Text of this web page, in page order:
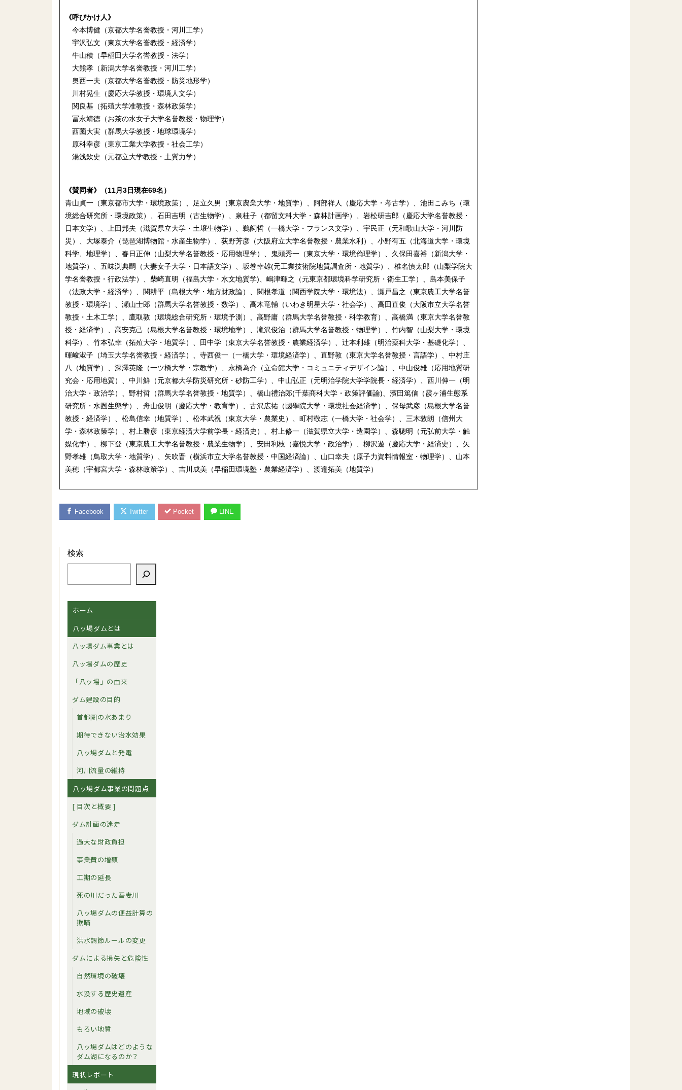
《呼びかけ人》
今本博健（京都大学名誉教授・河川工学）
宇沢弘文（東京大学名誉教授・経済学）
牛山積（早稲田大学名誉教授・法学）
大熊孝（新潟大学名誉教授・河川工学）
奥西一夫（京都大学名誉教授・防災地形学）
川村晃生（慶応大学教授・環境人文学）
関良基（拓殖大学准教授・森林政策学）
冨永靖徳（お茶の水女子大学名誉教授・物理学）
西薗大実（群馬大学教授・地球環境学）
原科幸彦（東京工業大学教授・社会工学）
湯浅欽史（元都立大学教授・土質力学）
《賛同者》（11月3日現在69名）
青山貞一（東京都市大学・環境政策）、足立久男（東京農業大学・地質学）、阿部祥人（慶応大学・考古学）、池田こみち（環
境総合研究所・環境政策）、石田吉明（古生物学）、泉桂子（都留文科大学・森林計画学）、岩松研吉郎（慶応大学名誉教授・
日本文学）、上田邦夫（滋賀県立大学・土壌生物学）、鵜飼哲（一橋大学・フランス文学）、宇民正（元和歌山大学・河川防
災）、大塚泰介（琵琶湖博物館・水産生物学）、荻野芳彦（大阪府立大学名誉教授・農業水利）、小野有五（北海道大学・環境
科学、地理学）、春日正伸（山梨大学名誉教授・応用物理学）、鬼頭秀一（東京大学・環境倫理学）、久保田喜裕（新潟大学・
地質学）、五味渕典嗣（大妻女子大学・日本語文学）、坂巻幸雄(元工業技術院地質調査所・地質学）、椎名慎太郎（山梨学院大
学名誉教授・行政法学）、柴崎直明（福島大学・水文地質学)、嶋津暉之（元東京都環境科学研究所・衛生工学）、島本美保子
（法政大学・経済学）、関耕平（島根大学・地方財政論）、関根孝道（関西学院大学・環境法）、瀬戸昌之（東京農工大学名誉
教授・環境学）、瀬山士郎（群馬大学名誉教授・数学）、高木竜輔（いわき明星大学・社会学）、高田直俊（大阪市立大学名誉
教授・土木工学）、鷹取敦（環境総合研究所・環境予測）、高野庸（群馬大学名誉教授・科学教育）、高橋満（東京大学名誉教
授・経済学）、高安克己（島根大学名誉教授・環境地学）、滝沢俊治（群馬大学名誉教授・物理学）、竹内智（山梨大学・環境
科学）、竹本弘幸（拓殖大学・地質学）、田中学（東京大学名誉教授・農業経済学）、辻本利雄（明治薬科大学・基礎化学）、
暉峻淑子（埼玉大学名誉教授・経済学）、寺西俊一（一橋大学・環境経済学）、直野敦（東京大学名誉教授・言語学）、中村庄
八（地質学）、深澤英隆（一ツ橋大学・宗教学）、永橋為介（立命館大学・コミュニティデザイン論）、中山俊雄（応用地質研
究会・応用地質）、中川鮮（元京都大学防災研究所・砂防工学）、中山弘正（元明治学院大学学院長・経済学）、西川伸一（明
治大学・政治学）、野村哲（群馬大学名誉教授・地質学）、橋山禮治郎(千葉商科大学・政策評価論)、濱田篤信（霞ヶ浦生態系
研究所・水圏生態学）、舟山俊明（慶応大学・教育学）、古沢広祐（國學院大学・環境社会経済学）、保母武彦（島根大学名誉
教授・経済学）、松島信幸（地質学）、松本武祝（東京大学・農業史）、町村敬志（一橋大学・社会学）、三木敦朗（信州大
学・森林政策学）、村上勝彦（東京経済大学前学長・経済史）、村上修一（滋賀県立大学・造園学）、森聰明（元弘前大学・触
媒化学）、柳下登（東京農工大学名誉教授・農業生物学）、安田利枝（嘉悦大学・政治学）、柳沢遊（慶応大学・経済史）、矢
野孝雄（鳥取大学・地質学）、矢吹晋（横浜市立大学名誉教授・中国経済論）、山口幸夫（原子力資料情報室・物理学）、山本
美穂（宇都宮大学・森林政策学）、吉川成美（早稲田環境塾・農業経済学）、渡邉拓美（地質学）
Facebook Twitter Pocket LINE
検索
ホーム
八ッ場ダムとは
八ッ場ダム事業とは
八ッ場ダムの歴史
「八ッ場」の由来
ダム建設の目的
首都圏の水あまり
期待できない治水効果
八ッ場ダムと発電
河川流量の維持
八ッ場ダム事業の問題点
[ 目次と概要 ]
ダム計画の迷走
過大な財政負担
事業費の増額
工期の延長
死の川だった吾妻川
八ッ場ダムの便益計算の
欺瞞
洪水調節ルールの変更
ダムによる損失と危険性
自然環境の破壊
水没する歴史遺産
地域の破壊
もろい地質
八ッ場ダムはどのような
ダム湖になるのか？
現状レポート